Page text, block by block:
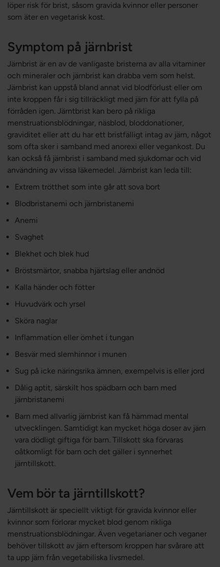
löper risk för brist, såsom gravida kvinnor eller personer
som äter en vegetarisk kost.
Symptom på järnbrist
Järnbrist är en av de vanligaste bristerna av alla vitaminer
och mineraler och järnbrist kan drabba vem som helst.
Järnbrist kan uppstå bland annat vid blodförlust eller om
inte kroppen får i sig tillräckligt med järn för att fylla på
förråden igen. Järntbrist kan bero på rikliga
menstruationsblödningar, näsblod, bloddonationer,
graviditet eller att du har ett bristfälligt intag av järn, något
som ofta sker i samband med anorexi eller vegankost. Du
kan också få järnbrist i samband med sjukdomar och vid
användning av vissa läkemedel. Järnbrist kan leda till:
Extrem trötthet som inte går att sova bort
Blodbristanemi och järnbristanemi
Anemi
Svaghet
Blekhet och blek hud
Bröstsmärtor, snabba hjärtslag eller andnöd
Kalla händer och fötter
Huvudvärk och yrsel
Sköra naglar
Inflammation eller ömhet i tungan
Besvär med slemhinnor i munen
Sug på icke näringsrika ämnen, exempelvis is eller jord
Dålig aptit, särskilt hos spädbarn och barn med
järnbristanemi
Barn med allvarlig järnbrist kan få hämmad mental
utvecklingen. Samtidigt kan mycket höga doser av järn
vara dödligt giftiga för barn. Tillskott ska förvaras
oåtkomligt för barn och det gäller i synnerhet
järntillskott.
Vem bör ta järntillskott?
Järntillskott är speciellt viktigt för gravida kvinnor eller
kvinnor som förlorar mycket blod genom rikliga
menstruationsblödningar. Även vegetarianer och veganer
behöver tillskott av järn eftersom kroppen har svårare att
ta upp järn från vegetabiliska livsmedel.